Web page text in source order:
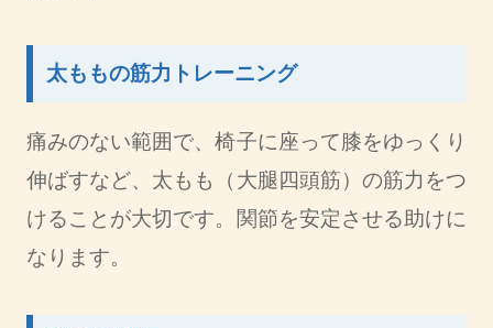
太ももの筋力トレーニング
痛みのない範囲で、椅子に座って膝をゆっくり
伸ばすなど、太もも（大腿四頭筋）の筋力をつ
けることが大切です。関節を安定させる助けに
なります。